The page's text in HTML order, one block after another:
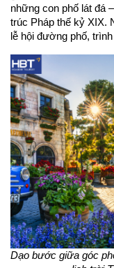
những con phố lát đá
trúc Pháp thế kỷ XIX.
lễ hội đường phố,
Dạo bước giữa góc